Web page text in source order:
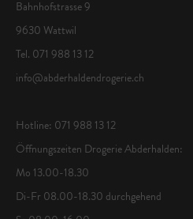
Bahnhofstrasse 9
9630 Wattwil
Tel. 071 988 13 12
info@abderhaldendrogerie.ch
Hotline: 071 988 13 12
Öffnungszeiten Drogerie Abderhalden:
Mo 13.00-18.30
Di-Fr 08.00-18.30 durchgehend